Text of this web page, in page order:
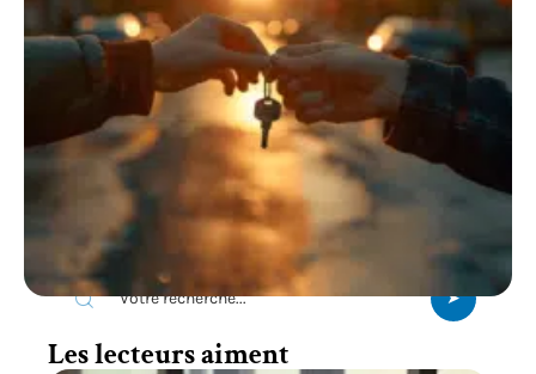
Recherche
Les lecteurs aiment